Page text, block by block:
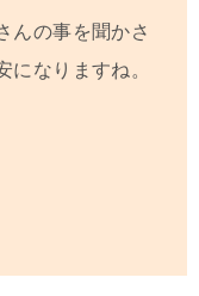
んの事を聞かさ
になりますね。